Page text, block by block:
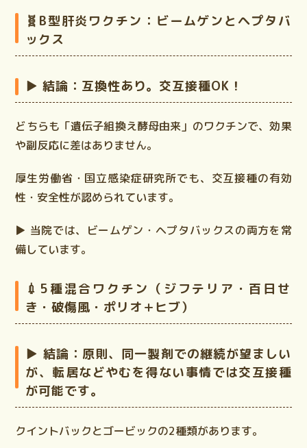
🧬B型肝炎ワクチン：ビームゲンとヘプタバ
ックス
▶ 結論： 互換性あり。交互接種OK！
どちらも「遺伝子組換え酵母由来」のワクチンで、効果
や副反応に差はありません。
厚生労働省・国立感染症研究所でも、 交互接種の有効
性・安全性が認められています。
▶ 当院では、 ビームゲン・ヘプタバックスの両方を常
備しています。
💉5種混合ワクチン（ジフテリア・百日せ
き・破傷風・ポリオ＋ヒブ）
▶ 結論： 原則、同一製剤での継続が望ましい
が、転居などやむを得ない事情では交互接種
が可能です。
クイントバックとゴービックの2種類があります。